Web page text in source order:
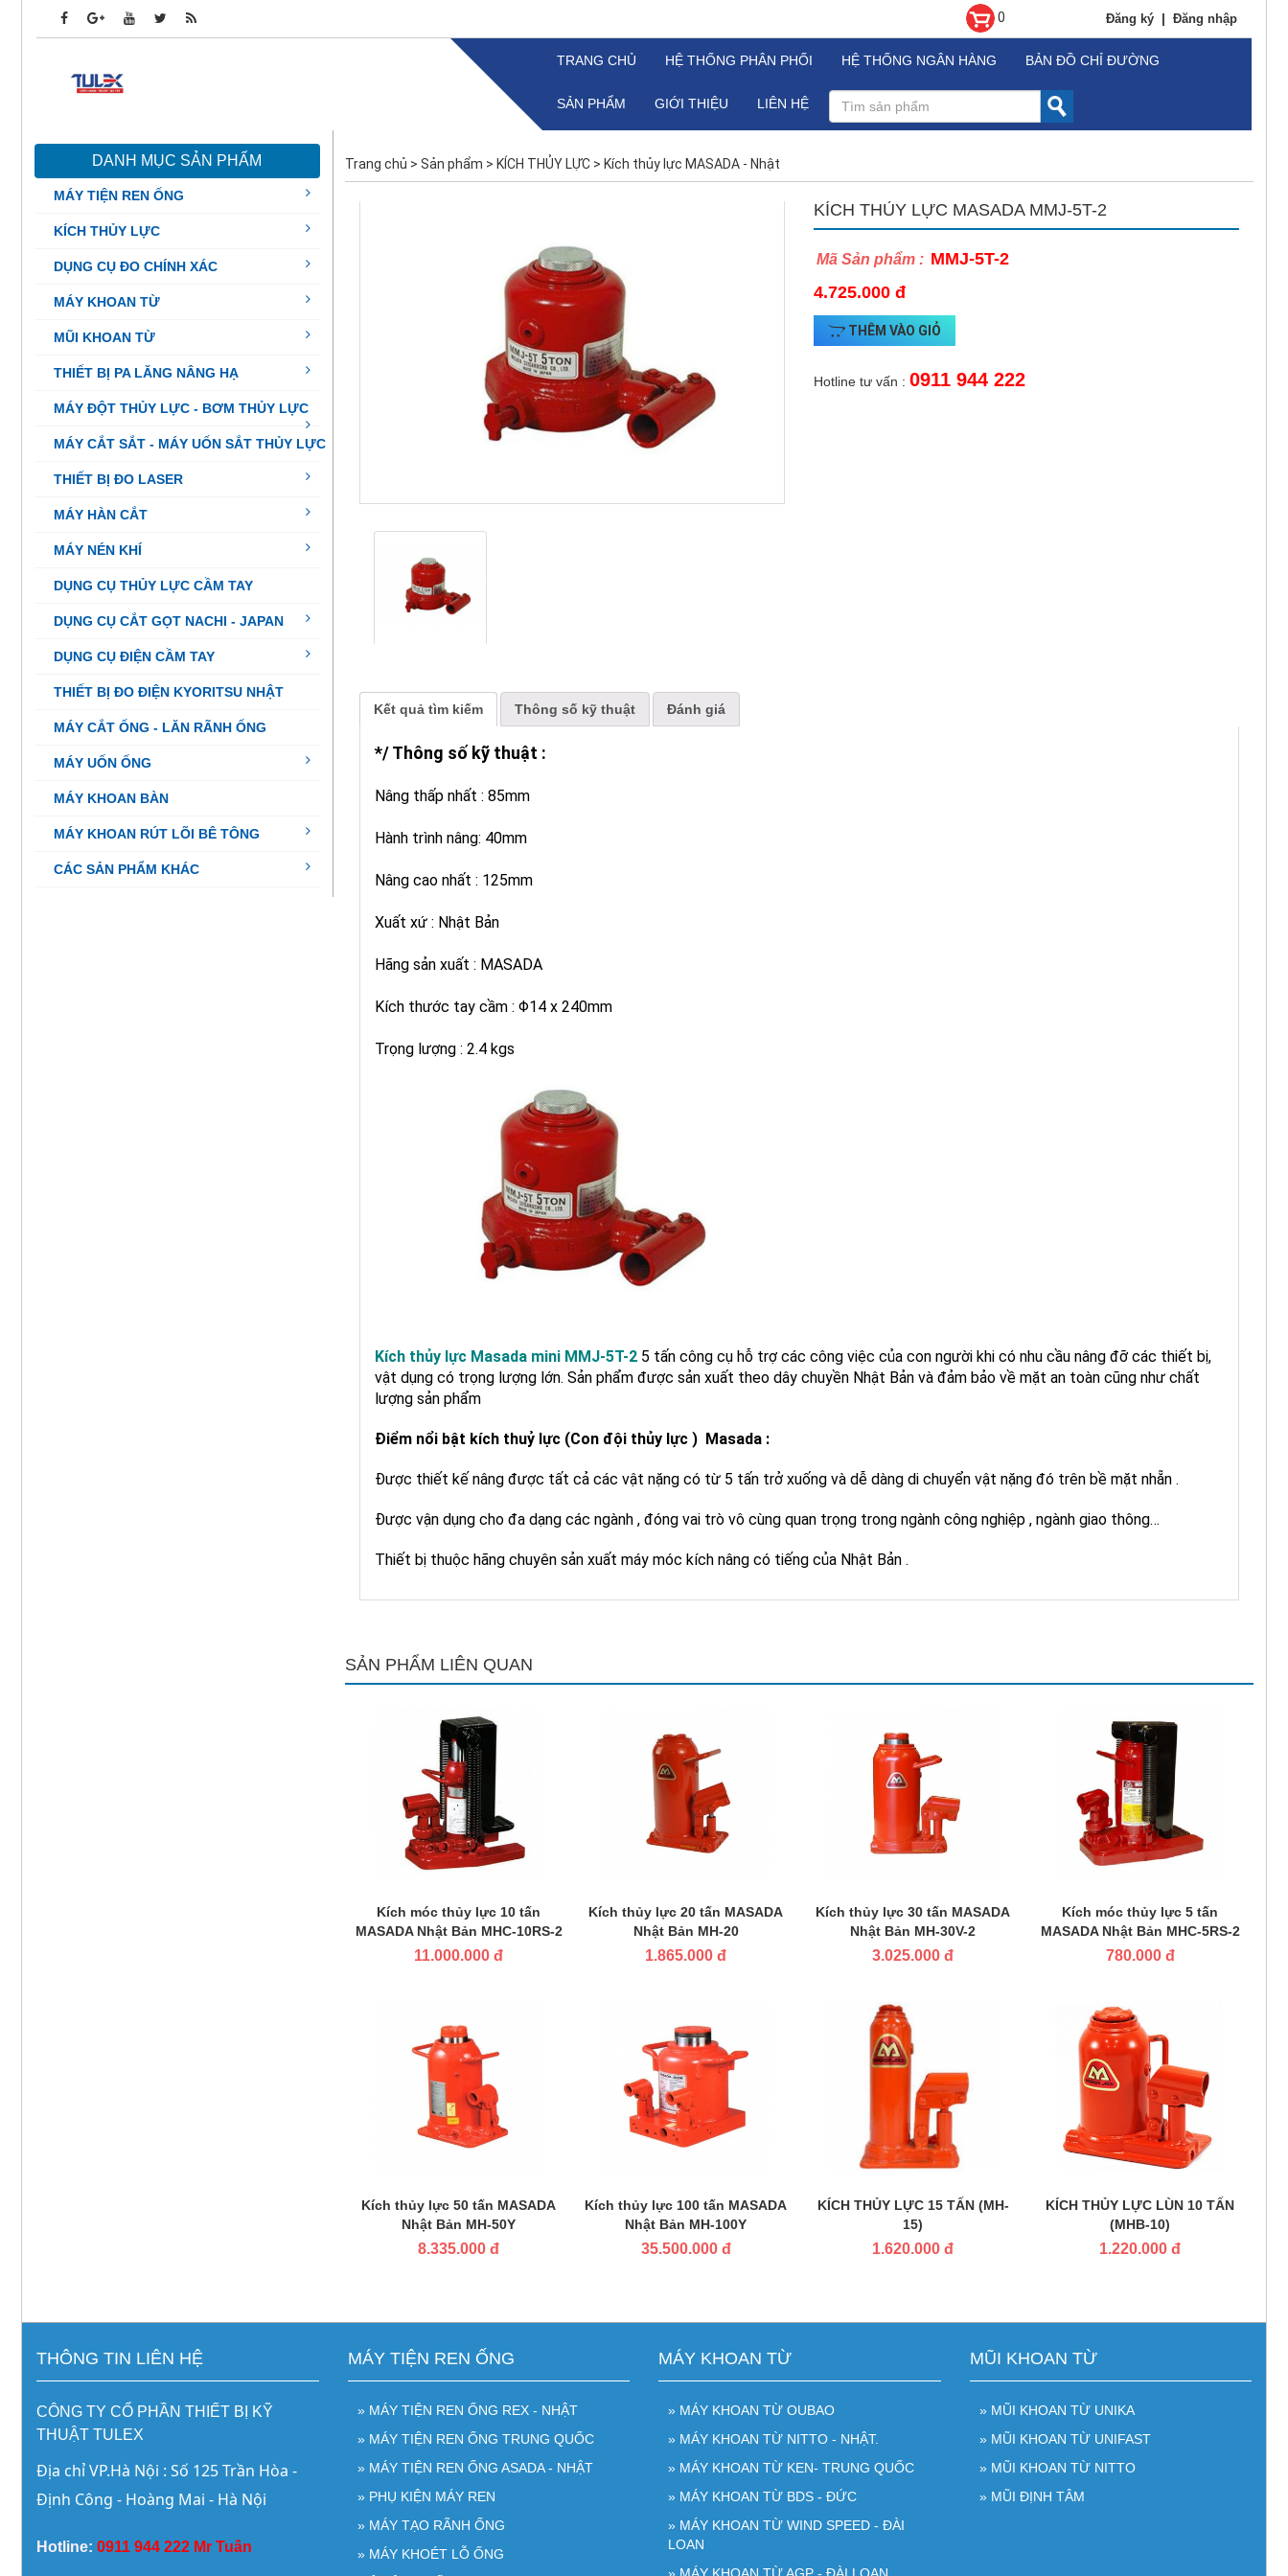
Đăng ký| Đăng nhập
0
TRANG CHỦ HỆ THỐNG PHÂN PHỐI HỆ THỐNG NGÂN HÀNG BẢN ĐỒ CHỈ ĐƯỜNG
SẢN PHẨM GIỚI THIỆU LIÊN HỆ
DANH MỤC SẢN PHẨM
MÁY TIỆN REN ỐNG
KÍCH THỦY LỰC
DỤNG CỤ ĐO CHÍNH XÁC
MÁY KHOAN TỪ
MŨI KHOAN TỪ
THIẾT BỊ PA LĂNG NÂNG HẠ
MÁY ĐỘT THỦY LỰC - BƠM THỦY LỰC
MÁY CẮT SẮT - MÁY UỐN SẮT THỦY LỰC
THIẾT BỊ ĐO LASER
MÁY HÀN CẮT
MÁY NÉN KHÍ
DỤNG CỤ THỦY LỰC CẦM TAY
DỤNG CỤ CẮT GỌT NACHI - JAPAN
DỤNG CỤ ĐIỆN CẦM TAY
THIẾT BỊ ĐO ĐIỆN KYORITSU NHẬT
MÁY CẮT ỐNG - LĂN RÃNH ỐNG
MÁY UỐN ỐNG
MÁY KHOAN BÀN
MÁY KHOAN RÚT LÕI BÊ TÔNG
CÁC SẢN PHẨM KHÁC
Trang chủ >Sản phẩm > KÍCH THỦY LỰC > Kích thủy lực MASADA - Nhật
KÍCH THỦY LỰC MASADA MMJ-5T-2
Mã Sản phẩm : MMJ-5T-2
4.725.000 đ
THÊM VÀO GIỎ
Hotline tư vấn :0911 944 222
Kết quả tìm kiếm Thông số kỹ thuật Đánh giá
*/ Thông số kỹ thuật :
Nâng thấp nhất : 85mm
Hành trình nâng: 40mm
Nâng cao nhất : 125mm
Xuất xứ : Nhật Bản
Hãng sản xuất : MASADA
Kích thước tay cầm : Φ14 x 240mm
Trọng lượng : 2.4 kgs
Kích thủy lực Masada mini MMJ-5T-2 5 tấn công cụ hỗ trợ các công việc của con người khi có nhu cầu nâng đỡ các thiết bị,
vật dụng có trọng lượng lớn. Sản phẩm được sản xuất theo dây chuyền Nhật Bản và đảm bảo về mặt an toàn cũng như chất
lượng sản phẩm
Điểm nổi bật kích thuỷ lực (Con đội thủy lực ) Masada :
Được thiết kế nâng được tất cả các vật nặng có từ 5 tấn trở xuống và dễ dàng di chuyển vật nặng đó trên bề mặt nhẵn .
Được vận dụng cho đa dạng các ngành , đóng vai trò vô cùng quan trọng trong ngành công nghiệp , ngành giao thông…
Thiết bị thuộc hãng chuyên sản xuất máy móc kích nâng có tiếng của Nhật Bản .
SẢN PHẨM LIÊN QUAN
Kích móc thủy lực 10 tấn
MASADA Nhật Bản MHC-10RS-2
11.000.000 đ
Kích thủy lực 20 tấn MASADA
Nhật Bản MH-20
1.865.000 đ
Kích thủy lực 30 tấn MASADA
Nhật Bản MH-30V-2
3.025.000 đ
Kích móc thủy lực 5 tấn
MASADA Nhật Bản MHC-5RS-2
780.000 đ
Kích thủy lực 50 tấn MASADA
Nhật Bản MH-50Y
8.335.000 đ
Kích thủy lực 100 tấn MASADA
Nhật Bản MH-100Y
35.500.000 đ
KÍCH THỦY LỰC 15 TẤN (MH-
15)
1.620.000 đ
KÍCH THỦY LỰC LÙN 10 TẤN
(MHB-10)
1.220.000 đ
THÔNG TIN LIÊN HỆ
CÔNG TY CỔ PHẦN THIẾT BỊ KỸ
THUẬT TULEX
Địa chỉ VP.Hà Nội : Số 125 Trần Hòa -
Định Công - Hoàng Mai - Hà Nội
Hotline: 0911 944 222 Mr Tuân
MÁY TIỆN REN ỐNG
» MÁY TIỆN REN ỐNG REX - NHẬT
» MÁY TIỆN REN ỐNG TRUNG QUỐC
» MÁY TIỆN REN ỐNG ASADA - NHẬT
» PHỤ KIỆN MÁY REN
» MÁY TẠO RÃNH ỐNG
» MÁY KHOÉT LỖ ỐNG
MÁY KHOAN TỪ
» MÁY KHOAN TỪ OUBAO
» MÁY KHOAN TỪ NITTO - NHẬT.
» MÁY KHOAN TỪ KEN- TRUNG QUỐC
» MÁY KHOAN TỪ BDS - ĐỨC
» MÁY KHOAN TỪ WIND SPEED - ĐÀI
LOAN
MŨI KHOAN TỪ
» MŨI KHOAN TỪ UNIKA
» MŨI KHOAN TỪ UNIFAST
» MŨI KHOAN TỪ NITTO
» MŨI ĐỊNH TÂM